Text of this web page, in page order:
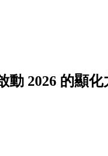
動 2026 的顯